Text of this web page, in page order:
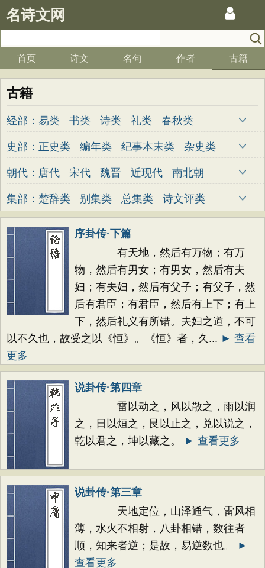
名诗文网
首页 诗文 名句 作者 古籍
古籍
经部： 易类 书类 诗类 礼类
春秋类
孝经类
五经总义类 四书类
乐类
史部： 正史类 编年类 纪事本末类
杂史类
别史类
诏令奏议类 传记类 史钞类
朝代： 唐代 宋代 魏晋 近现代
南北朝
清代
明代 元代 两汉 五代
先秦
金朝
隋代 未知
集部： 楚辞类 别集类 总集类
诗文评类
词曲类
序卦传·下篇
有天地，然后有万物；有万
物，然后有男女；有男女，然后有夫
妇；有夫妇，然后有父子；有父子，然
后有君臣；有君臣，然后有上下；有上
下，然后礼义有所错。夫妇之道，不可
以不久也，故受之以《恒》。《恒》者，久... ► 查看
更多
说卦传·第四章
雷以动之，风以散之，雨以润
之，日以烜之，艮以止之，兑以说之，
乾以君之，坤以藏之。
► 查看更多
说卦传·第三章
天地定位，山泽通气，雷风相
薄，水火不相射，八卦相错，数往者
顺，知来者逆；是故，易逆数也。
►
查看更多